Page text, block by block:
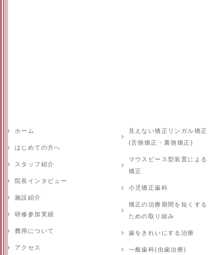
ホーム
はじめての方へ
スタッフ紹介
院長インタビュー
施設紹介
研修参加実績
費用について
アクセス
見えない矯正リンガル矯正
(舌側矯正・裏側矯正)
マウスピース型装置による
矯正
小児矯正歯科
矯正の治療期間を短くする
ための取り組み
歯をきれいにする治療
一般歯科(虫歯治療)